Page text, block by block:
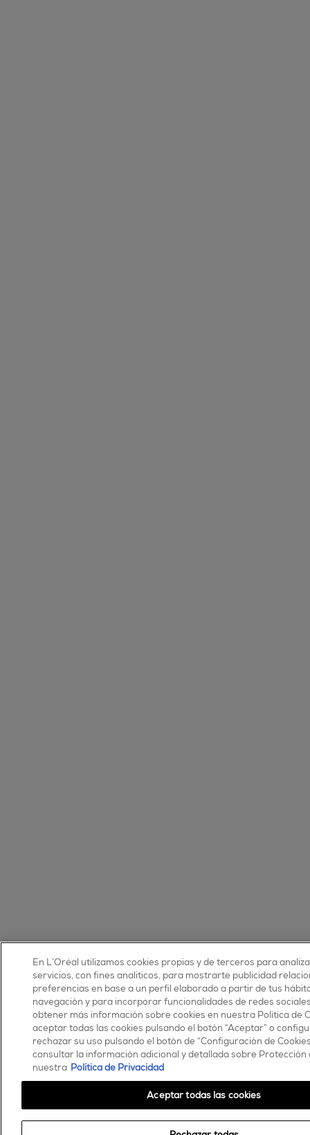
En L’Oréal utilizamos cookies propias y de terceros para
servicios, con fines analíticos, para mostrarte publicidad
preferencias en base a un perfil elaborado a partir de tus
navegación y para incorporar funcionalidades de redes
obtener más información sobre cookies en nuestra Política de
aceptar todas las cookies pulsando el botón “Aceptar” o
rechazar su uso pulsando el botón de “Configuración de
consultar la información adicional y detallada sobre Protección
nuestra Política de Privacidad
Aceptar todas las cookies